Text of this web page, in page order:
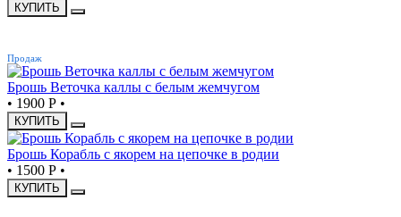
КУПИТЬ
Продаж
Брошь Веточка каллы с белым жемчугом
• 1900 Р •
КУПИТЬ
Брошь Корабль с якорем на цепочке в родии
• 1500 Р •
КУПИТЬ